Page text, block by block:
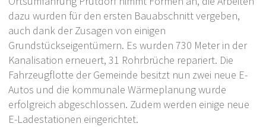
dazu wurden für den ersten Bauabschnitt vergeben,
auch dank der Zusagen von einigen
Grundstückseigentümern. Es wurden 730 Meter in der
Kanalisation erneuert, 31 Rohrbrüche repariert. Die
Fahrzeugflotte der Gemeinde besitzt nun zwei neue E-
Autos und die kommunale Wärmeplanung wurde
erfolgreich abgeschlossen. Zudem werden einige neue
E-Ladestationen eingerichtet.